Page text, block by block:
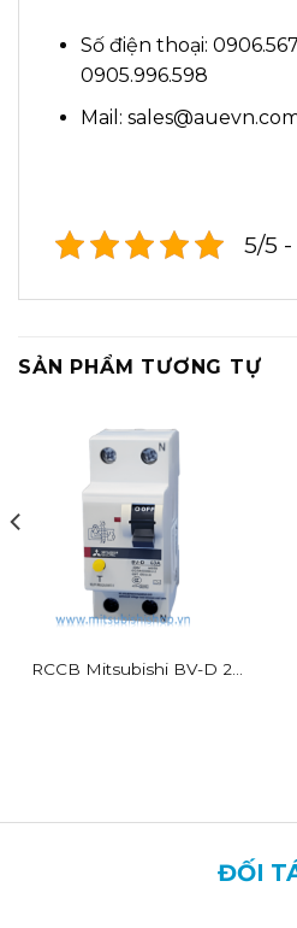
Số điện thoại:
0905.996.598
Mail:
5/5
SẢN PHẨM TƯƠNG TỰ
RCCB Mitsubishi BV-D 2P
ĐỐI